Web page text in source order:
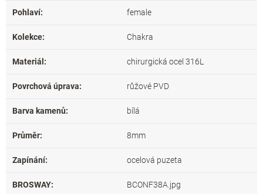
Pohlaví: female
Kolekce: Chakra
Materiál : chirurgická ocel 316L
Povrchová úprava: růžové PVD
Barva kamenů: bílá
Průměr: 8mm
Zapínání: ocelová puzeta
BROSWAY: BCONF38A.jpg